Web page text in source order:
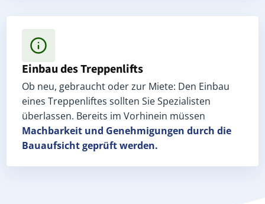
Einbau des Treppenlifts
Ob neu, gebraucht oder zur Miete: Den Einbau
eines Treppenliftes sollten Sie Spezialisten
überlassen. Bereits im Vorhinein müssen
Machbarkeit und Genehmigungen durch die
Bauaufsicht geprüft werden.